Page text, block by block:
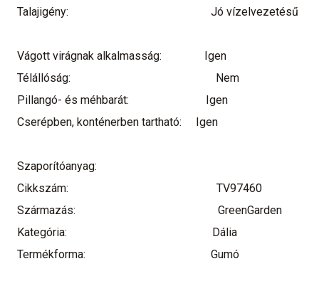
Talajigény:
Jó vízelvezetésű
Vágott virágnak alkalmasság:
Igen
Télállóság:
Nem
Pillangó- és méhbarát:
Igen
Cserépben, konténerben tartható:
Igen
Szaporítóanyag:
Cikkszám:
TV97460
Származás:
GreenGarden
Kategória:
Dália
Termékforma:
Gumó